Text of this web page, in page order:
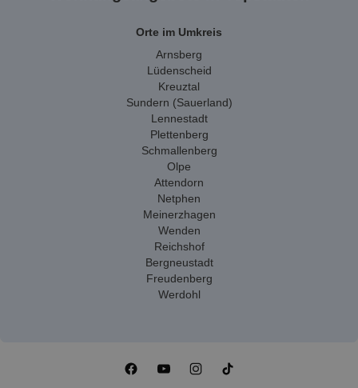
Orte im Umkreis
Arnsberg
Lüdenscheid
Kreuztal
Sundern (Sauerland)
Lennestadt
Plettenberg
Schmallenberg
Olpe
Attendorn
Netphen
Meinerzhagen
Wenden
Reichshof
Bergneustadt
Freudenberg
Werdohl